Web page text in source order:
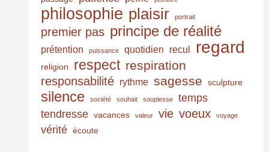
philosophie plaisir portrait
premier pas principe de réalité
prétention puissance quotidien recul regard
religion respect respiration
responsabilité rythme sagesse sculpture
silence société souhait souplesse
temps
tendresse vacances valeur vie voeux voyage
vérité écoute